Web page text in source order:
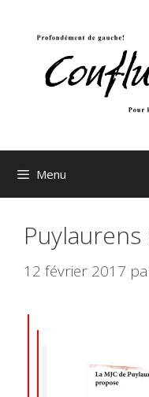
Menu
12 février 2017